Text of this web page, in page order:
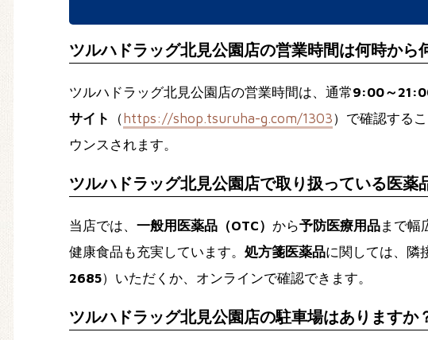
ツルハドラッグ北見公園店の営業時間は何時から
ツルハドラッグ北見公園店の営業時間は、通常9:00～
サイト
（https://shop.tsuruha-g.com/1303）で確認する
ウンスされます。
ツルハドラッグ北見公園店で取り扱っている医薬
当店では、 一般用医薬品（OTC） から予防医療用品まで幅
健康食品も充実しています。 処方箋医薬品に関しては、隣
2685）いただくか、オンラインで確認できます。
ツルハドラッグ北見公園店の駐車場はありますか